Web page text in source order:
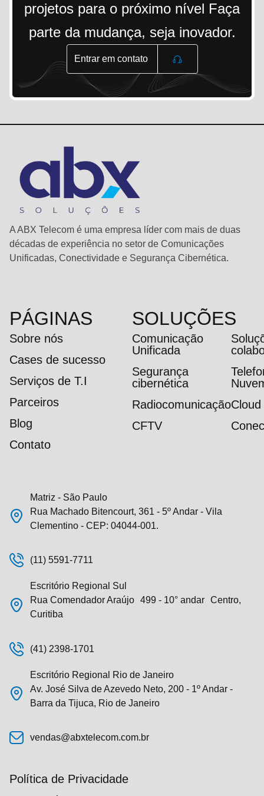
projetos para o próximo nível Faça
parte da mudança, seja inovador.
Entrar em contato
A ABX Telecom é uma empresa líder com mais de duas
décadas de experiência no setor de Comunicações
Unificadas, Conectividade e Segurança Cibernética.
PÁGINAS
Sobre nós
Cases de sucesso
Serviços de T.I
Parceiros
Blog
Contato
SOLUÇÕES
Comunicação
Unificada
Segurança
cibernética
RadiocomunicaçãoCloud
CFTV
Matriz - São Paulo
Rua Machado Bitencourt, 361 - 5º Andar - Vila
Clementino - CEP: 04044-001.
(11) 5591-7711
Escritório Regional Sul
Rua Comendador Araújo 499 - 10° andar Centro,
Curitiba
(41) 2398-1701
Escritório Regional Rio de Janeiro
Av. José Silva de Azevedo Neto, 200 - 1º Andar -
Barra da Tijuca, Rio de Janeiro
vendas@abxtelecom.com.br
Política de Privacidade